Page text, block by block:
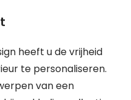
heeft u de vrijheid
te personaliseren.
van een